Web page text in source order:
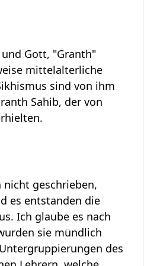
Gott, "Granth"
mittelalterliche
sind von ihm
Sahib, der von
geschrieben,
es entstanden die
Ich glaube es nach
sie mündlich
des